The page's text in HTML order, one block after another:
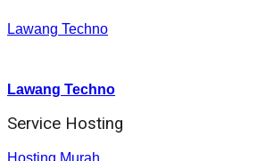
Lawang Techno
Lawang Techno
Service Hosting
Hosting Murah